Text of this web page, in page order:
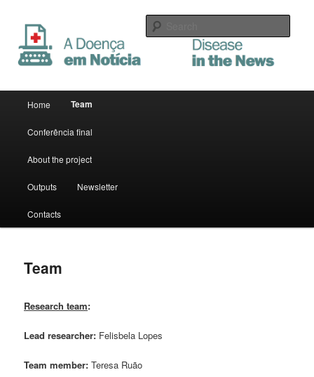
A Doença em Notícia
Skip to primary content
Skip to secondary content
Home Team
Conferência final
About the project
Outputs Newsletter
Contacts
Team
Research team:
Lead researcher: Felisbela Lopes
Team member:Teresa Ruão